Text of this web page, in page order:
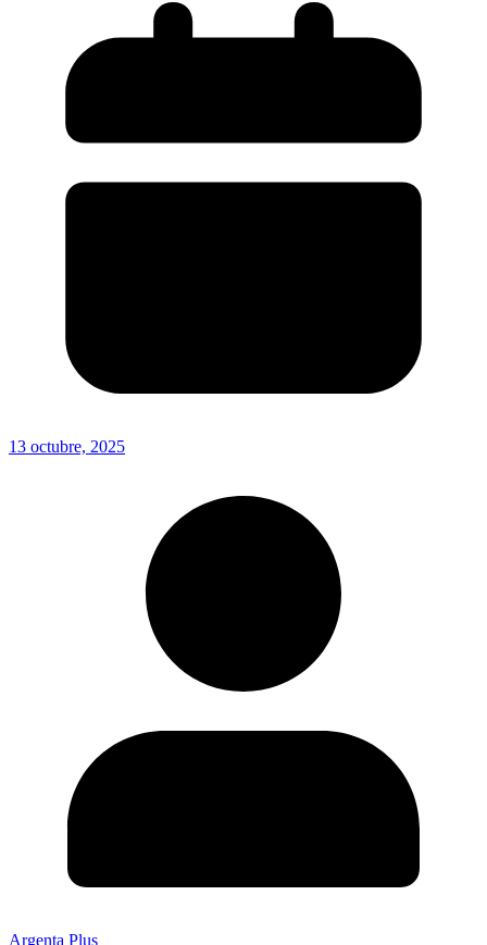
13 octubre, 2025
Argenta Plus